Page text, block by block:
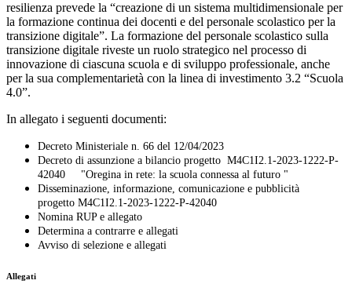
resilienza prevede la “creazione di un sistema multidimensionale per
la formazione continua dei docenti e del personale scolastico per la
transizione digitale”. La formazione del personale scolastico sulla
transizione digitale riveste un ruolo strategico nel processo di
innovazione di ciascuna scuola e di sviluppo professionale, anche
per la sua complementarietà con la linea di investimento 3.2 “Scuola
4.0”.
In allegato i seguenti documenti:
Decreto Ministeriale n. 66 del 12/04/2023
Decreto di assunzione a bilancio progetto M4C1I2.1-2023-1222-P-
42040 "Oregina in rete: la scuola connessa al futuro "
Disseminazione, informazione, comunicazione e pubblicità
progetto M4C1I2.1-2023-1222-P-42040
Nomina RUP e allegato
Determina a contrarre e allegati
Avviso di selezione e allegati
Allegati